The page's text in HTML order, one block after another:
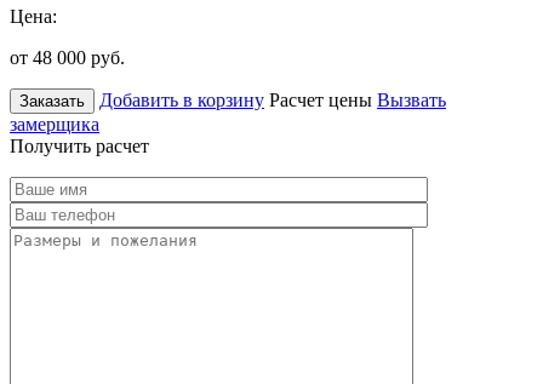
Цена:
от 48 000 руб.
Заказать Добавить в корзину Расчет цены Вызвать
замерщика
Получить расчет